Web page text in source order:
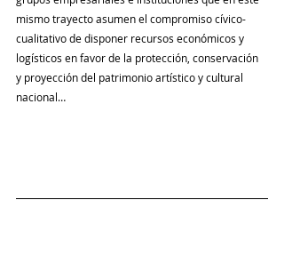
mismo trayecto asumen el compromiso cívico-
cualitativo de disponer recursos económicos y
logísticos en favor de la protección, conservación
y proyección del patrimonio artístico y cultural
nacional…